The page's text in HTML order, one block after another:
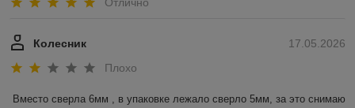
17.05.2026
Колесник
Плохо
Вместо сверла 6мм , в упаковке лежало сверло 5мм, за это снимаю